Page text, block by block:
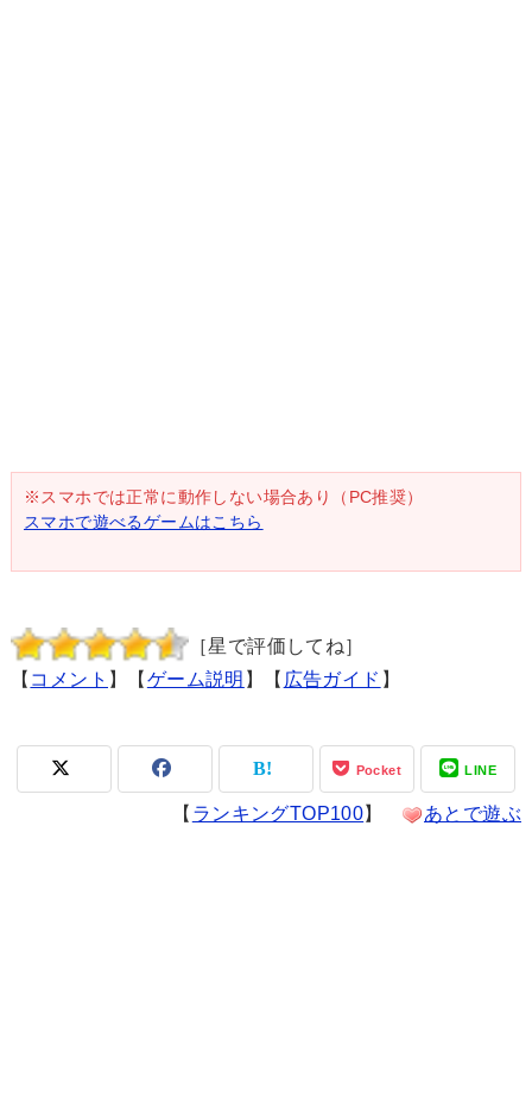
※スマホでは正常に動作しない場合あり（PC推奨）
スマホで遊べるゲームはこちら
［星で評価してね］
【 コメント 】【 ゲーム説明 】【 広告ガイド 】
Pocket LINE
【 ランキングTOP100】 あとで遊ぶ